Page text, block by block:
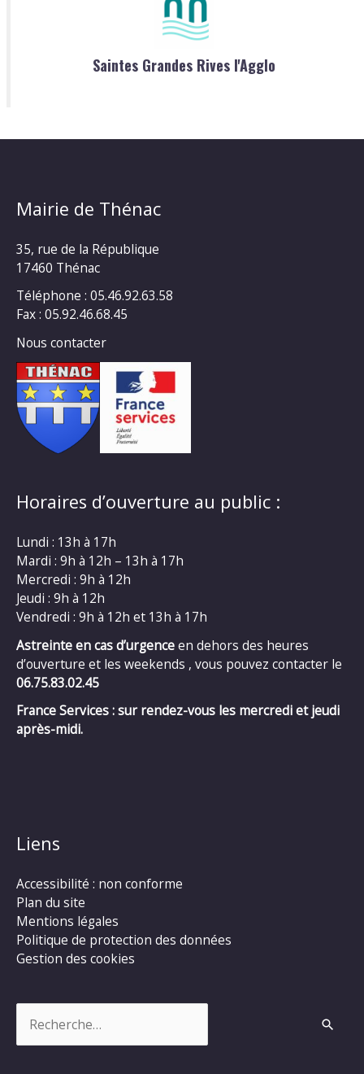
Saintes Grandes Rives l'Agglo
Mairie de Thénac
35, rue de la République
17460 Thénac
Téléphone : 05.46.92.63.58
Fax : 05.92.46.68.45
Nous contacter
Horaires d’ouverture au public :
Lundi : 13h à 17h
Mardi : 9h à 12h – 13h à 17h
Mercredi : 9h à 12h
Jeudi : 9h à 12h
Vendredi : 9h à 12h et 13h à 17h
Astreinte en cas d’urgenceen dehors des heures
d’ouverture et les weekends , vous pouvez contacter le
06.75.83.02.45
France Services : sur rendez-vous les mercredi et jeudi
après-midi.
Liens
Accessibilité : non conforme
Plan du site
Mentions légales
Politique de protection des données
Gestion des cookies